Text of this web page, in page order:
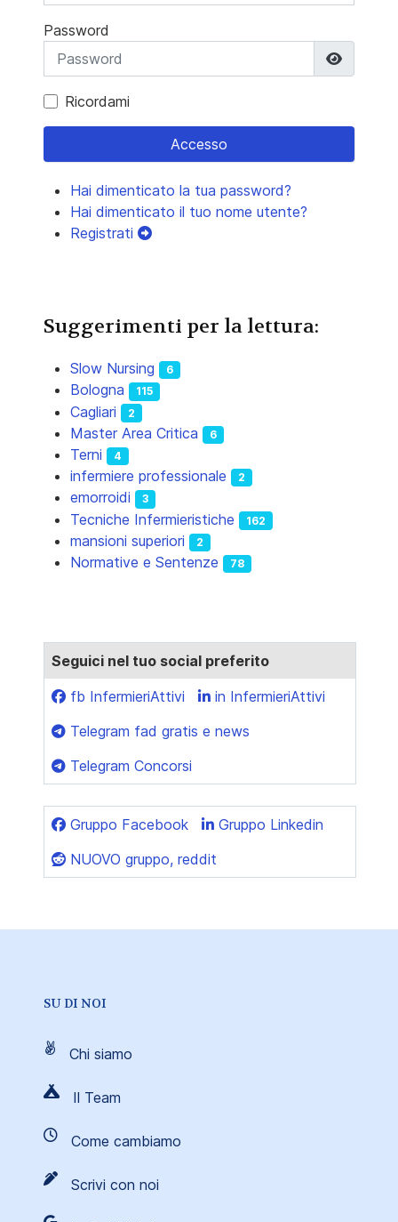
Password
Ricordami
Accesso
Hai dimenticato la tua password?
Hai dimenticato il tuo nome utente?
Registrati
Suggerimenti per la lettura:
Slow Nursing 6
Bologna 115
Cagliari 2
Master Area Critica 6
Terni 4
infermiere professionale 2
emorroidi 3
Tecniche Infermieristiche 162
mansioni superiori 2
Normative e Sentenze 78
Seguici nel tuo social preferito
fb InfermieriAttivi
in InfermieriAttivi
Telegram fad gratis e news
Telegram Concorsi
Gruppo Facebook
Gruppo Linkedin
NUOVO gruppo, reddit
SU DI NOI
Chi siamo
Il Team
Come cambiamo
Scrivi con noi